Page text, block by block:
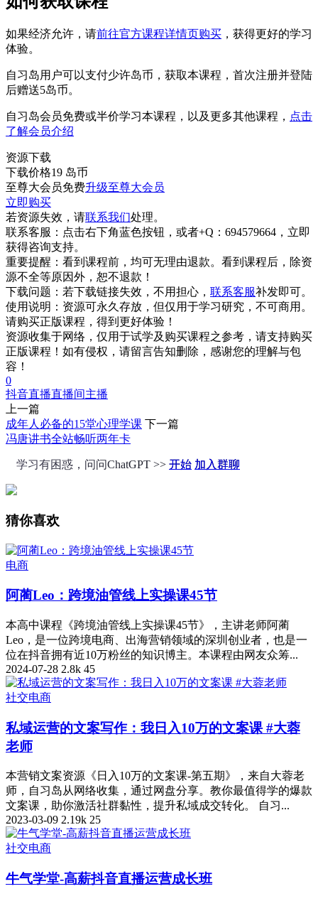
如果经济允许，请前往官方课程详情页购买 ，获得更好的学习
体验。
自习岛用户可以支付少许岛币，获取本课程，首次注册并登陆
后赠送5岛币。
自习岛会员免费或半价学习本课程，以及更多其他课程， 点击
了解会员介绍
资源下载
下载价格19 岛币
至尊大会员免费升级至尊大会员
立即购买
若资源失效，请联系我们处理。
联系客服： 点击右下角蓝色按钮，或者+Q：694579664，立即
获得咨询支持。
重要提醒： 看到课程前，均可无理由退款。看到课程后，除资
源不全等原因外，恕不退款！
下载问题： 若下载链接失效，不用担心， 联系客服补发即可。
使用说明： 资源可永久存放，但仅用于学习研究，不可商用。
请购买正版课程，得到更好体验！
资源收集于网络，仅用于试学及购买课程之参考，请支持购买
正版课程！如有侵权，请留言告知删除，感谢您的理解与包
容！
0
抖音直播直播间主播
上一篇
成年人必备的15堂心理学课 下一篇
冯唐讲书全站畅听两年卡
学习有困惑，问问ChatGPT >> 开始 加入群聊
猜你喜欢
电商
阿蔺Leo：跨境油管线上实操课45节
本高中课程《跨境油管线上实操课45节》，主讲老师阿蔺
Leo，是一位跨境电商、出海营销领域的深圳创业者，也是一
位在抖音拥有近10万粉丝的知识博主。本课程由网友众筹...
2024-07-28 2.8k 45
社交电商
私域运营的文案写作：我日入10万的文案课 #大蓉
老师
本营销文案资源《日入10万的文案课-第五期》，来自大蓉老
师，自习岛从网络收集，通过网盘分享。教你最值得学的爆款
文案课，助你激活社群黏性，提升私域成交转化。 自习...
2023-03-09 2.19k 25
社交电商
牛气学堂-高薪抖音直播运营成长班